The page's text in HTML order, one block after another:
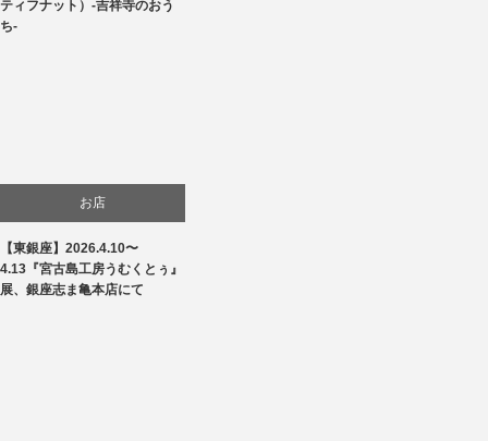
ティフナット）-吉祥寺のおう
ち-
お店
商品紹介
【東銀座】2026.4.10〜
4.13『宮古島工房うむくとぅ』
展、銀座志ま亀本店にて